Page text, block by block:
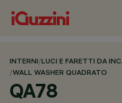
INTERNI/LUCI E FARETTI DA
/WALL WASHER QUADRATO
QA78